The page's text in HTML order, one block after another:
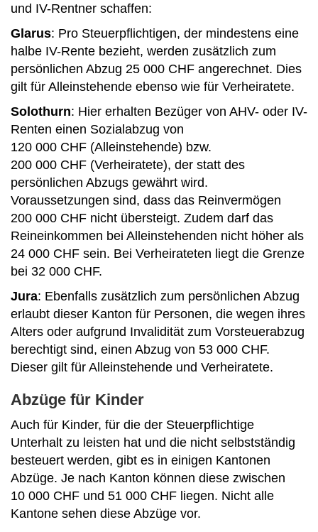
und IV-Rentner schaffen:
Glarus: Pro Steuerpflichtigen, der mindestens eine
halbe IV-Rente bezieht, werden zusätzlich zum
persönlichen Abzug­ 25 000 CHF angerechnet. Dies
gilt für Alleinstehende ebenso wie für Verheiratete.
Solothurn: Hier erhalten Bezüger von AHV- oder IV-
Renten einen Sozialabzug von
120 000 CHF (Alleinstehende) bzw.
200 000 CHF (Verheiratete), der statt des
persönlichen Abzugs gewährt wird.
Voraussetzungen sind, dass das Reinvermögen
200 000 CHF nicht übersteigt. Zudem darf das
Reineinkommen bei Alleinstehenden nicht höher als
24 000 CHF sein. Bei Verheirateten liegt die Grenze
bei 32 000 CHF.
Jura: Ebenfalls zusätzlich zum persönlichen Abzug
erlaubt dieser Kanton für Personen, die wegen ihres
Alters oder aufgrund Invalidität zum Vorsteuerabzug
berechtigt sind, einen Abzug von 53 000 CHF.
Dieser gilt für Alleinstehende und Verheiratete.
Abzüge für Kinder
Auch für Kinder, für die der Steuerpflichtige
Unterhalt zu leisten hat und die nicht selbstständig
besteuert werden, gibt es in einigen Kantonen
Abzüge. Je nach Kanton können diese zwischen
10 000 CHF und 51 000 CHF liegen. Nicht alle
Kantone sehen diese Abzüge vor.